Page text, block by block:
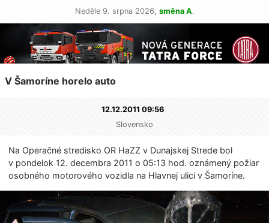
Neděle 9. srpna 2026, směna A.
V Šamoríne horelo auto
12.12.2011 09:56
Slovensko
Na Operačné stredisko OR HaZZ v Dunajskej Strede bol
v pondelok 12. decembra 2011 o 05:13 hod. oznámený požiar
osobného motorového vozidla na Hlavnej ulici v Šamoríne.